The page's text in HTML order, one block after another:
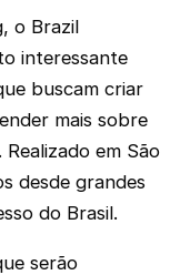
o Brazil
interessante
buscam criar
mais sobre
em São
desde grandes
do Brasil.
serão